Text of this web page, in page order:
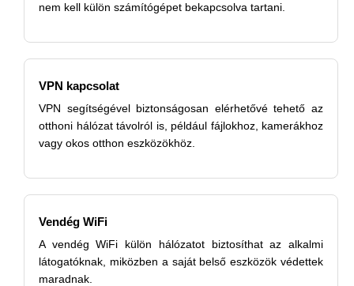
nem kell külön számítógépet bekapcsolva tartani.
VPN kapcsolat
VPN segítségével biztonságosan elérhetővé tehető az
otthoni hálózat távolról is, például fájlokhoz, kamerákhoz
vagy okos otthon eszközökhöz.
Vendég WiFi
A vendég WiFi külön hálózatot biztosíthat az alkalmi
látogatóknak, miközben a saját belső eszközök védettek
maradnak.